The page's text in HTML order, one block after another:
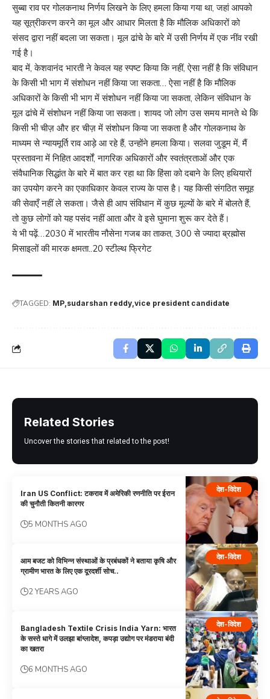
सुब्बा राव पर गोलकनाथ निर्णय लिखने के लिए हमला किया गया था, जहां आपको
यह सूत्रीकरण करने का मूल और आधार मिलता है कि मौलिक अधिकारों को
संसद द्वारा नहीं बदला जा सकता। मूल ढांचे के बारे में उसी निर्णय में एक नींव रखी
गई है।
बाद में, केशवानंद भारती ने केवल यह स्पष्ट किया कि नहीं, ऐसा नहीं है कि संविधान
के किसी भी भाग में संशोधन नहीं किया जा सकता… ऐसा नहीं है कि मौलिक
अधिकारों के किसी भी भाग में संशोधन नहीं किया जा सकता, लेकिन संविधान के
मूल ढांचे में संशोधन नहीं किया जा सकता। शायद जो लोग उस समय मानते थे कि
किसी भी चीज़ और हर चीज़ में संशोधन किया जा सकता है और गोलकनाथ के
माध्यम से न्यायमूर्ति राव आड़े आ रहे हैं, उन्होंने हमला किया। सलवा जुडूम में, मैं
प्रस्तावना में निहित आदर्शों, नागरिक अधिकारों और स्वतंत्रताओं और एक
संवैधानिक सिद्धांत के बारे में बात कर रहा था कि हिंसा को दबाने के लिए हथियारों
का उपयोग करने का एकाधिकार केवल राज्य के पास है। यह किसी संगठित समूह
की सेवाएँ नहीं ले सकता। जैसे ही आप संविधान में कुछ मूल्यों के बारे में बोलते हैं,
तो कुछ लोगों को यह पसंद नहीं आता और वे इसे घुमाना शुरू कर देते हैं।
ये भी पढ़ें…2030 में भारतीय नौसेना गजब का ताकत, 300 से ज्यादा ब्रह्मोस
मिसाइलों की मारक क्षमता..20 स्टील्थ फ्रिगेट
TAGGED: MP sudarshan reddy vice president candidate
Related Stories
Uncover the stories that related to the post!
देश-विदेश
Iran US Conflict: टकराव में अमेरिकी रणनीति पर ईरान
की चुनौती कितनी कारगर
5 MONTHS AGO
देश-विदेश
आम बजट को विभिन्न संस्थाओं के प्रबंधकों ने बताया कृषि और
ग्रामीण भारत के लिए एक दूरदर्शी सोच..
2 YEARS AGO
देश-विदेश
Bangladesh Textile Crisis India Yarn: भारत
के सस्ते धागे में उलझा बांग्लादेश, कपड़ा उद्योग पर मंडराया बंदी
का खतरा
6 MONTHS AGO